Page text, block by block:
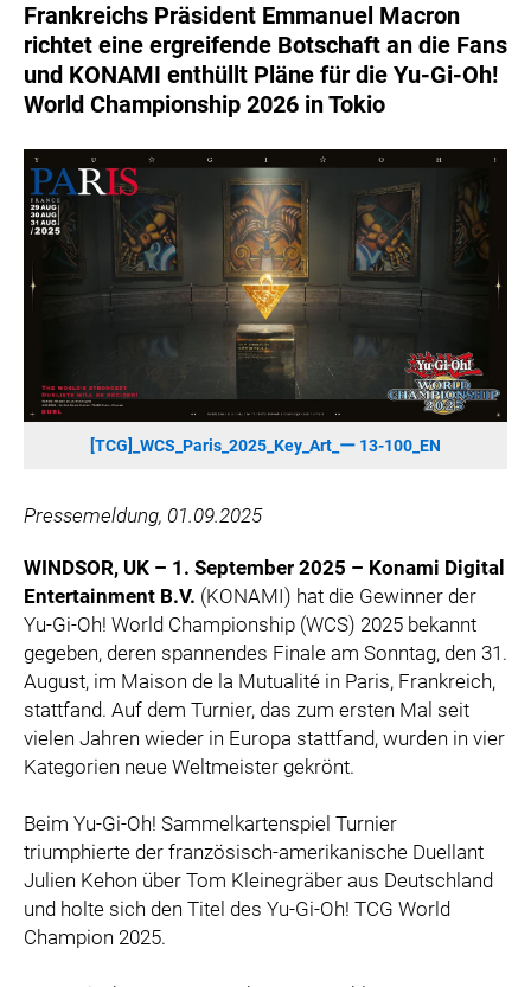
ZURU
MERGE GAMES
PQUBE
WILD RIVER GAMES
SUPERCELL
KONAMI
CHERRY
KOSPET
ONKYO
WARNER BROS. DISCOVERY GLOBAL CONSUMER PRODUCTS
RABEA ROGGE
SWITCHBOT
SUPERUM
MEDIA
PRESSEBILDER
PRESSEKONTAKT
Frankreichs Präsident Emmanuel Macron
richtet eine ergreifende Botschaft an die Fans
und KONAMI enthüllt Pläne für die Yu-Gi-Oh!
World Championship 2026 in Tokio
[TCG]_WCS_Paris_2025_Key_Art_ー 13-100_EN
Pressemeldung, 01.09.2025
WINDSOR, UK – 1. September 2025 – Konami Digital
Entertainment B.V. (KONAMI) hat die Gewinner der
Yu-Gi-Oh! World Championship (WCS) 2025 bekannt
gegeben, deren spannendes Finale am Sonntag, den 31.
August, im Maison de la Mutualité in Paris, Frankreich,
stattfand. Auf dem Turnier, das zum ersten Mal seit
vielen Jahren wieder in Europa stattfand, wurden in vier
Kategorien neue Weltmeister gekrönt.
Beim Yu-Gi-Oh! Sammelkartenspiel Turnier
triumphierte der französisch-amerikanische Duellant
Julien Kehon über Tom Kleinegräber aus Deutschland
und holte sich den Titel des Yu-Gi-Oh! TCG World
Champion 2025.